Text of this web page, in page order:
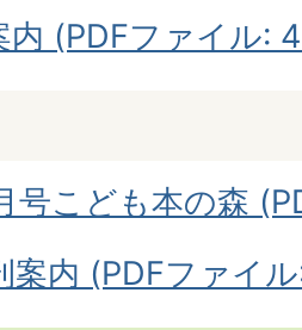
内 (PDFファイル:
号こども本の森
案内 (PDFファイ